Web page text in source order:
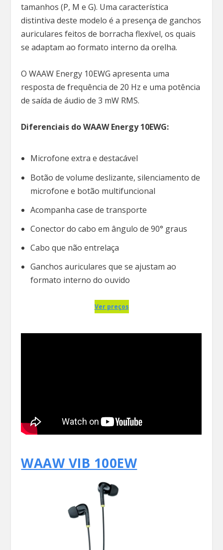
tamanhos (P, M e G). Uma característica
distintiva deste modelo é a presença de ganchos
auriculares feitos de borracha flexível, os quais
se adaptam ao formato interno da orelha.
O WAAW Energy 10EWG apresenta uma
resposta de frequência de 20 Hz e uma potência
de saída de áudio de 3 mW RMS.
Diferenciais do WAAW Energy 10EWG:
Microfone extra e destacável
Botão de volume deslizante, silenciamento de
microfone e botão multifuncional
Acompanha case de transporte
Conector do cabo em ângulo de 90° graus
Cabo que não entrelaça
Ganchos auriculares que se ajustam ao
formato interno do ouvido
Ver preços
WAAW VIB 100EW